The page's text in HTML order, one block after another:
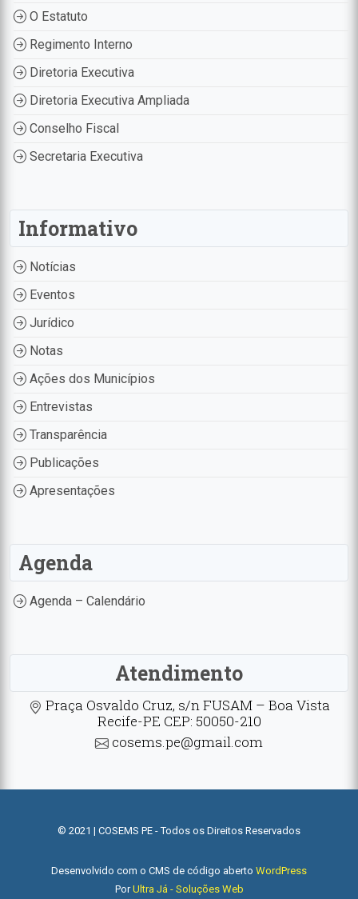
O Estatuto
Regimento Interno
Diretoria Executiva
Diretoria Executiva Ampliada
Conselho Fiscal
Secretaria Executiva
Informativo
Notícias
Eventos
Jurídico
Notas
Ações dos Municípios
Entrevistas
Transparência
Publicações
Apresentações
Agenda
Agenda – Calendário
Atendimento
Praça Osvaldo Cruz, s/n FUSAM – Boa Vista
Recife-PE CEP: 50050-210
cosems.pe@gmail.com
© 2021 | COSEMS PE - Todos os Direitos Reservados
Desenvolvido com o CMS de código aberto WordPress
PorUltra Já - Soluções Web